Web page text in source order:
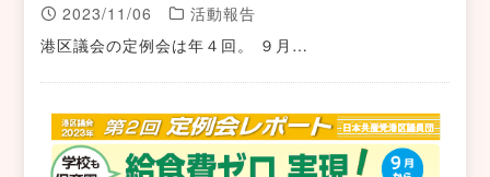
2023/11/06
活動報告
港区議会の定例会は年４回。 ９月…